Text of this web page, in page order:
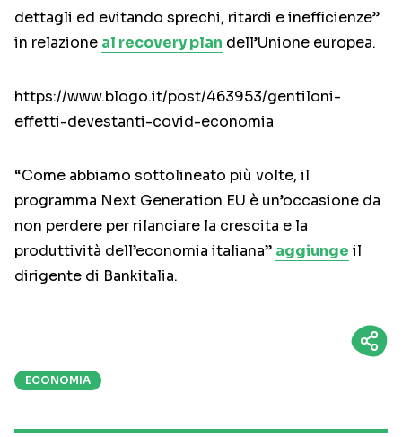
dettagli ed evitando sprechi, ritardi e inefficienze”
in relazione al recovery plan dell’Unione europea.
https://www.blogo.it/post/463953/gentiloni-
effetti-devestanti-covid-economia
“Come abbiamo sottolineato più volte, il
programma Next Generation EU è un’occasione da
non perdere per rilanciare la crescita e la
produttività dell’economia italiana” aggiunge il
dirigente di Bankitalia.
ECONOMIA